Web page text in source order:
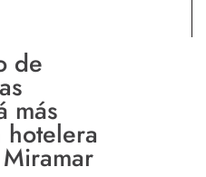
de
más
hotelera